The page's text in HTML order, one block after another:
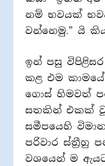
නම් භවයක්
වන්නෙමු.” යි
ඉන් පසු
කළ එම කාමයේ
ගොස් හිමවත්
සතකින් එකක්
සමීපයෙහි
පරිවාර ස්ත්‍රීහු
වශයෙන් ම